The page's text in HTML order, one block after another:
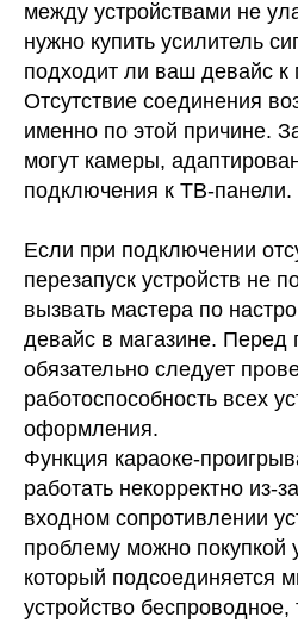
между устройствами не
нужно купить усилитель
подходит ли ваш девайс
Отсутствие соединения
именно по этой причине.
могут камеры,
подключения к ТВ-панели.
Если при подключении
перезапуск устройств не
вызвать мастера по
девайс в магазине. Перед
обязательно следует
работоспособность всех
оформления.
Функция караоке-
работать некорректно из-
входном сопротивлении
проблему можно покупкой
который подсоединяется
устройство беспроводное,